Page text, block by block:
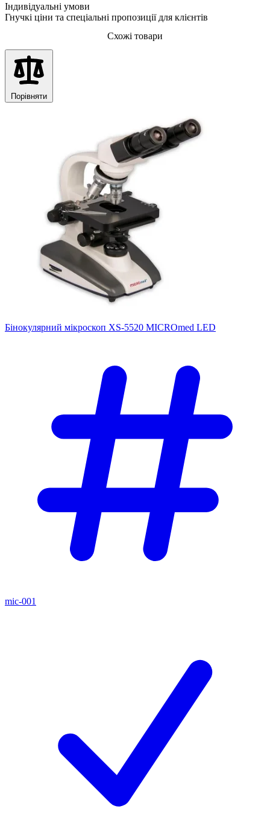
Індивідуальні умови
Гнучкі ціни та спеціальні пропозиції для клієнтів
Схожі товари
Порівняти
Бінокулярний мікроскоп XS-5520 MICROmed LED
mic-001